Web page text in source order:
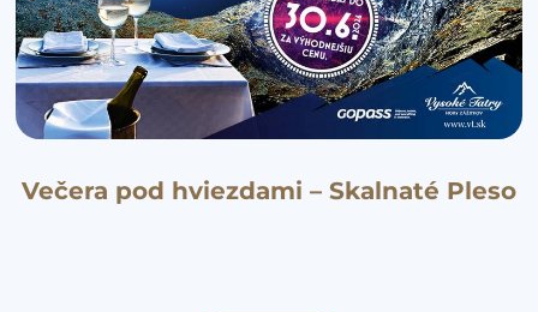
Večera pod hviezdami – Skalnaté Pleso